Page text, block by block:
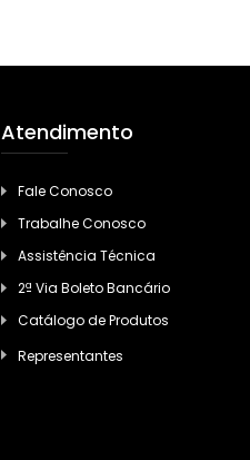
Atendimento
Fale Conosco
Trabalhe Conosco
Assistência Técnica
2ª Via Boleto Bancário
Catálogo de Produtos
Representantes